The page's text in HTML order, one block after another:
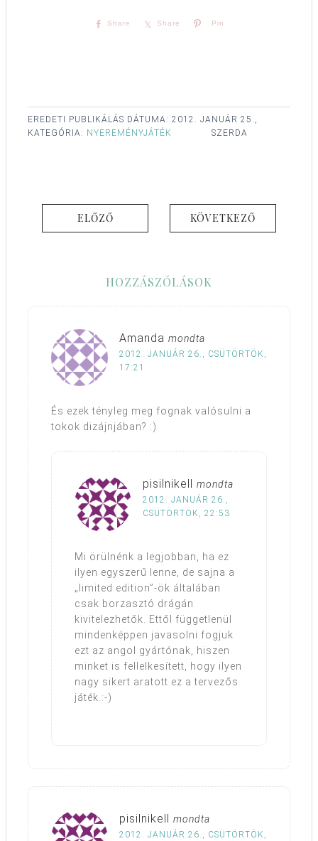
Share Share Pin
EREDETI PUBLIKÁLÁS DÁTUMA: 2012. JANUÁR 25.,
SZERDA
KATEGÓRIA: NYEREMÉNYJÁTÉK
ELŐZŐ KÖVETKEZŐ
HOZZÁSZÓLÁSOK
Amanda mondta
2012. JANUÁR 26., CSÜTÖRTÖK,
17:21
És ezek tényleg meg fognak valósulni a
tokok dizájnjában? :)
pisilnikell mondta
2012. JANUÁR 26.,
CSÜTÖRTÖK, 22:53
Mi örülnénk a legjobban, ha ez
ilyen egyszerű lenne, de sajna a
„limited edition”-ök általában
csak borzasztó drágán
kivitelezhetők. Ettől függetlenül
mindenképpen javasolni fogjuk
ezt az angol gyártónak, hiszen
minket is fellelkesített, hogy ilyen
nagy sikert aratott ez a tervezős
játék.:-)
pisilnikell mondta
2012. JANUÁR 26., CSÜTÖRTÖK,